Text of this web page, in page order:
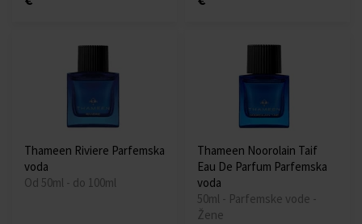
Thameen Riviere Parfemska
voda
Od 50ml - do 100ml
Thameen Noorolain Taif
Eau De Parfum Parfemska
voda
50ml - Parfemske vode -
Žene